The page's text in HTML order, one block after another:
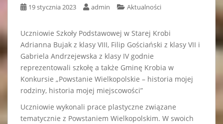
19 stycznia 2023 admin Aktualności
Uczniowie Szkoły Podstawowej w Starej Krobi
Adrianna Bujak z klasy VIII, Filip Gościański z klasy VII i
Gabriela Andrzejewska z klasy IV godnie
reprezentowali szkołę a także Gminę Krobia w
Konkursie „Powstanie Wielkopolskie – historia mojej
rodziny, historia mojej miejscowości”
Uczniowie wykonali prace plastyczne związane
tematycznie z Powstaniem Wielkopolskim. W swoich